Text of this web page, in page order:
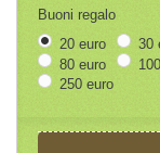
Buoni regalo
20 euro
30
80 euro
250 euro